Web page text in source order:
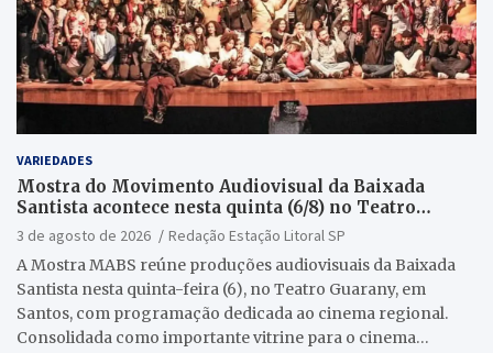
VARIEDADES
Mostra do Movimento Audiovisual da Baixada
Santista acontece nesta quinta (6/8) no Teatro
Guarany
3 de agosto de 2026
Redação Estação Litoral SP
A Mostra MABS reúne produções audiovisuais da Baixada
Santista nesta quinta-feira (6), no Teatro Guarany, em
Santos, com programação dedicada ao cinema regional.
Consolidada como importante vitrine para o cinema…